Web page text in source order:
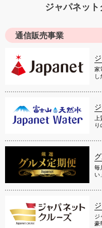
ジャパネッ
通信販売事業
家
し
上
り
毎
い
ジ
豪